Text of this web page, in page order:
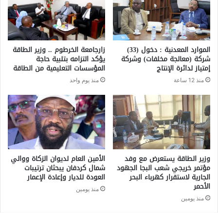
الموارد المعدنية : دخول (33)
شركة (معالجة مخلفات) وشركة
إمتياز لدائرة الإنتاج
منذ 12 ساعة
زارجامعة الخرطوم .. وزير الطاقة
يؤكد التزامه بتلبية حاجة
المؤسسات التعليمية من الطاقة
منذ يوم واحد
وزير الطاقة يستعرض مع وفد
مؤتمر خريجي شعب البجا الجهود
الجارية لاستقرار كهرباء البحر
الأحمر
منذ يومين
الأمين العام لديوان الزكاة ووالي
شمال كردفان يبحثان ترتيبات
العودة للديار وإعادة الإعمار
منذ يومين